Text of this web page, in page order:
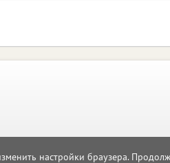
настройки браузера.